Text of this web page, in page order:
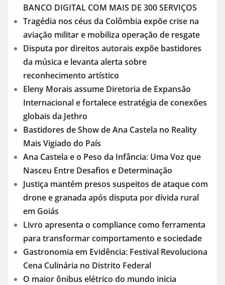
BANCO DIGITAL COM MAIS DE 300 SERVIÇOS
Tragédia nos céus da Colômbia expõe crise na
aviação militar e mobiliza operação de resgate
Disputa por direitos autorais expõe bastidores
da música e levanta alerta sobre
reconhecimento artístico
Eleny Morais assume Diretoria de Expansão
Internacional e fortalece estratégia de conexões
globais da Jethro
Bastidores de Show de Ana Castela no Reality
Mais Vigiado do País
Ana Castela e o Peso da Infância: Uma Voz que
Nasceu Entre Desafios e Determinação
Justiça mantém presos suspeitos de ataque com
drone e granada após disputa por dívida rural
em Goiás
Livro apresenta o compliance como ferramenta
para transformar comportamento e sociedade
Gastronomia em Evidência: Festival Revoluciona
Cena Culinária no Distrito Federal
O maior ônibus elétrico do mundo inicia